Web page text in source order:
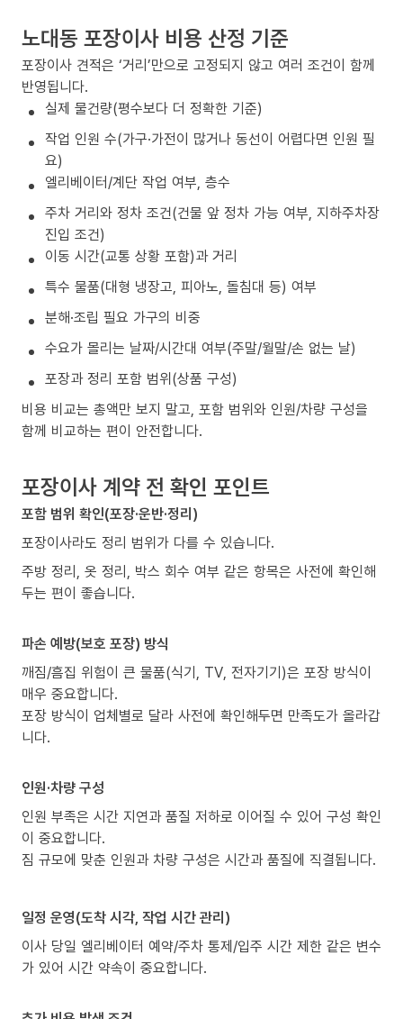
노대동 포장이사 비용 산정 기준
포장이사 견적은 ‘거리’만으로 고정되지 않고 여러 조건이 함께
반영됩니다.
실제 물건량(평수보다 더 정확한 기준)
작업 인원 수(가구·가전이 많거나 동선이 어렵다면 인원 필
요)
엘리베이터/계단 작업 여부, 층수
주차 거리와 정차 조건(건물 앞 정차 가능 여부, 지하주차장
진입 조건)
이동 시간(교통 상황 포함)과 거리
특수 물품(대형 냉장고, 피아노, 돌침대 등) 여부
분해·조립 필요 가구의 비중
수요가 몰리는 날짜/시간대 여부(주말/월말/손 없는 날)
포장과 정리 포함 범위(상품 구성)
비용 비교는 총액만 보지 말고, 포함 범위와 인원/차량 구성을
함께 비교하는 편이 안전합니다.
포장이사 계약 전 확인 포인트
포함 범위 확인(포장·운반·정리)
포장이사라도 정리 범위가 다를 수 있습니다.
주방 정리, 옷 정리, 박스 회수 여부 같은 항목은 사전에 확인해
두는 편이 좋습니다.
파손 예방(보호 포장) 방식
깨짐/흠집 위험이 큰 물품(식기, TV, 전자기기)은 포장 방식이
매우 중요합니다.
포장 방식이 업체별로 달라 사전에 확인해두면 만족도가 올라갑
니다.
인원·차량 구성
인원 부족은 시간 지연과 품질 저하로 이어질 수 있어 구성 확인
이 중요합니다.
짐 규모에 맞춘 인원과 차량 구성은 시간과 품질에 직결됩니다.
일정 운영(도착 시각, 작업 시간 관리)
이사 당일 엘리베이터 예약/주차 통제/입주 시간 제한 같은 변수
가 있어 시간 약속이 중요합니다.